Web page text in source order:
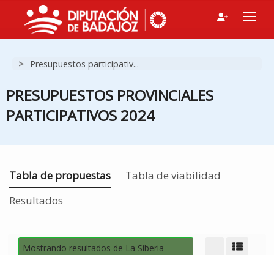
> Presupuestos participativ...
PRESUPUESTOS PROVINCIALES
PARTICIPATIVOS 2024
Estás en
Tabla de propuestas
Tabla de viabilidad
Resultados
Mostrando resultados de La Siberia